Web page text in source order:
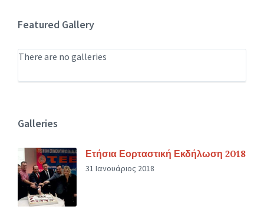
Featured Gallery
There are no galleries
Galleries
Ετήσια Εορταστική Εκδήλωση 2018
31 Ιανουάριος 2018